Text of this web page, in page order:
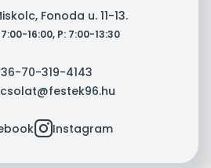
Fonoda u. 11-13.
16:00, P: 7:00-13:30
70-319-4143
instagramInstagram